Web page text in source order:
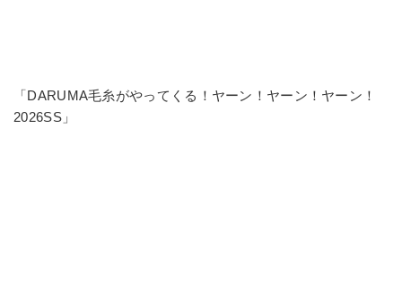
「DARUMA毛糸がやってくる！ヤーン！ヤーン！ヤーン！
2026SS」